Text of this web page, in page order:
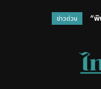
ข่าวด่วน “